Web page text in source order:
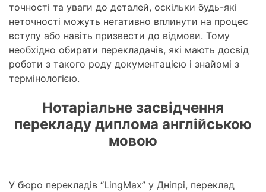
точності та уваги до деталей, оскільки будь-які
неточності можуть негативно вплинути на процес
вступу або навіть призвести до відмови. Тому
необхідно обирати перекладачів, які мають досвід
роботи з такого роду документацією і знайомі з
термінологією.
Нотаріальне засвідчення
перекладу диплома англійською
мовою
У бюро перекладів “LingMax” у Дніпрі, переклад